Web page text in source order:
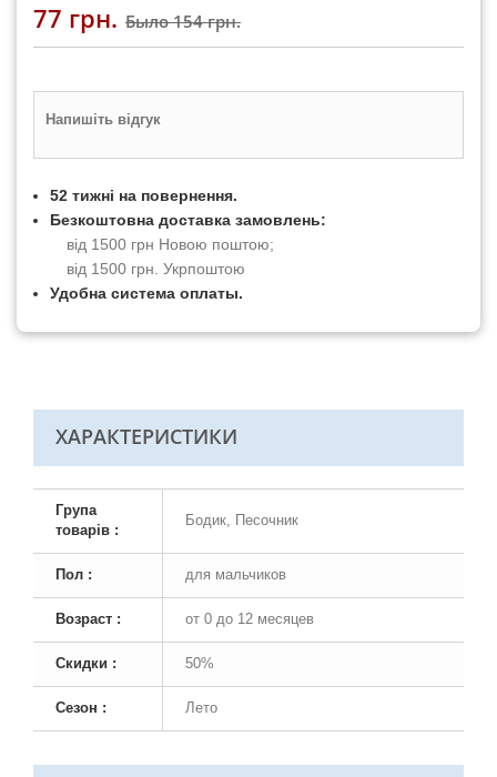
77 грн. Было154 грн.
Напишіть відгук
52 тижні на повернення.
Безкоштовна доставка замовлень:
від 1500 грн Новою поштою;
від 1500 грн. Укрпоштою
Удобна система оплаты.
ХАРАКТЕРИСТИКИ
Група
товарів :
Бодик, Песочник
Пол : для мальчиков
Возраст : от 0 до 12 месяцев
Скидки : 50%
Сезон : Лето